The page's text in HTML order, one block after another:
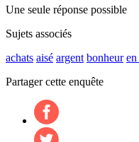
Une seule réponse possible
Sujets associés
achats aisé argent bonheur
Partager cette enquête